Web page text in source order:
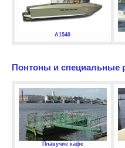
А1540
Понтоны и специальные
Плавучие кафе